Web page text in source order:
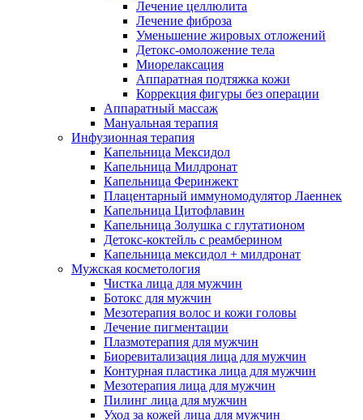
Лечение целлюлита
Лечение фиброза
Уменьшение жировых отложений
Детокс-омоложение тела
Миорелаксация
Аппаратная подтяжка кожи
Коррекция фигуры без операции
Аппаратный массаж
Мануальная терапия
Инфузионная терапия
Капельница Мексидол
Капельница Милдронат
Капельница Феринжект
Плацентарный иммуномодулятор Лаеннек
Капельница Цитофлавин
Капельница Золушка с глутатионом
Детокс-коктейль с реамберином
Капельница мексидол + милдронат
Мужская косметология
Чистка лица для мужчин
Ботокс для мужчин
Мезотерапия волос и кожи головы
Лечение пигментации
Плазмотерапия для мужчин
Биоревитализация лица для мужчин
Контурная пластика лица для мужчин
Мезотерапия лица для мужчин
Пилинг лица для мужчин
Уход за кожей лица для мужчин